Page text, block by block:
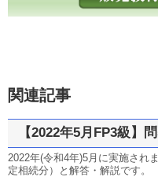
関連記事
【2022年5月FP3級】
2022年(令和4年)5月に実施され
定相続分）と解答・解説です。